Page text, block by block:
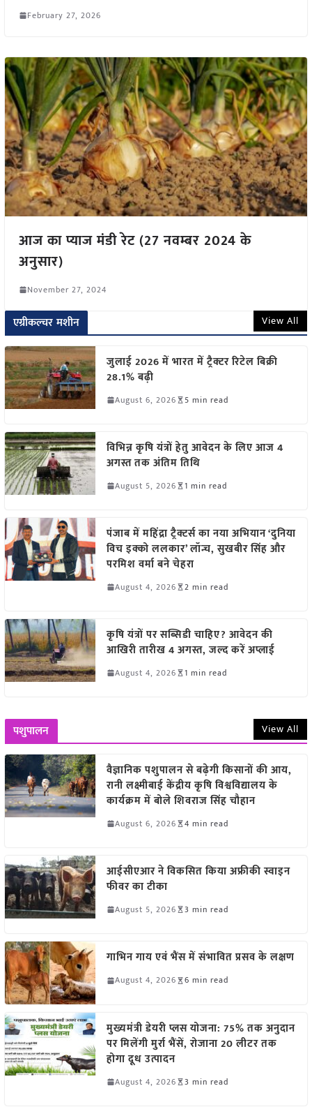
February 27, 2026
आज का प्याज मंडी रेट (27 नवम्बर 2024 के
अनुसार)
November 27, 2024
एग्रीकल्चर मशीन View All
जुलाई 2026 में भारत में ट्रैक्टर रिटेल बिक्री
28.1% बढ़ी
August 6, 2026 5 min read
विभिन्न कृषि यंत्रों हेतु आवेदन के लिए आज 4
अगस्त तक अंतिम तिथि
August 5, 2026 1 min read
पंजाब में महिंद्रा ट्रैक्टर्स का नया अभियान ‘दुनिया
विच इक्को ललकार’ लॉन्च, सुखबीर सिंह और
परमिश वर्मा बने चेहरा
August 4, 2026 2 min read
कृषि यंत्रों पर सब्सिडी चाहिए? आवेदन की
आखिरी तारीख 4 अगस्त, जल्द करें अप्लाई
August 4, 2026 1 min read
पशुपालन View All
वैज्ञानिक पशुपालन से बढ़ेगी किसानों की आय,
रानी लक्ष्मीबाई केंद्रीय कृषि विश्वविद्यालय के
कार्यक्रम में बोले शिवराज सिंह चौहान
August 6, 2026 4 min read
आईसीएआर ने विकसित किया अफ्रीकी स्वाइन
फीवर का टीका
August 5, 2026 3 min read
गाभिन गाय एवं भैंस में संभावित प्रसव के लक्षण
August 4, 2026 6 min read
मुख्यमंत्री डेयरी प्लस योजना: 75% तक अनुदान
पर मिलेंगी मुर्रा भैंसें, रोजाना 20 लीटर तक
होगा दूध उत्पादन
August 4, 2026 3 min read